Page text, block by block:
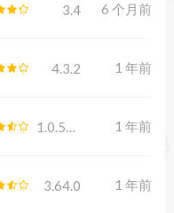
3.4 6 个月前
4.3.2 1 年前
1 年前
3.64.0 1 年前